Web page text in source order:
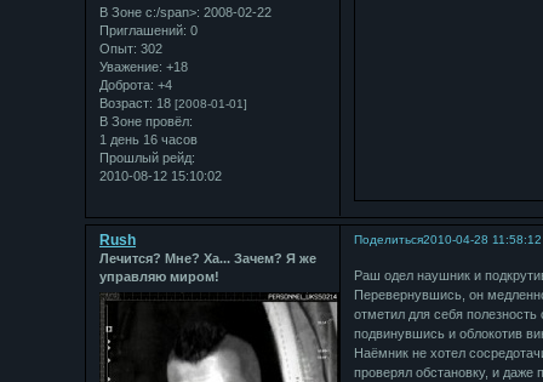
В Зоне с:/span>: 2008-02-22
Приглашений: 0
Опыт: 302
Уважение: +18
Доброта: +4
Возраст: 18 [2008-01-01]
В Зоне провёл:
1 день 16 часов
Прошлый рейд:
2010-08-12 15:10:02
Поделиться2010-04-28 11:58:12
Rush
Лечится? Мне? Ха... Зачем? Я же
управляю миром!
Раш одел наушник и
Перевернувшись, он
отметил для себя
подвинувшись и облокотив
Наёмник не хотел
проверял обстановку, и